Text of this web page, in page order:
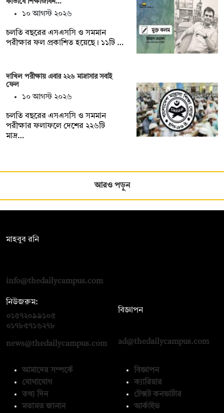
১০ আগস্ট ২০২৬
চলতি বছরের এসএসসি ও সমমান
পরীক্ষার ফল প্রকাশিত হয়েছে। ১১টি …
দাখিল পরীক্ষায় এবার ২২৬ মাদ্রাসার সবাই
ফেল
১০ আগস্ট ২০২৬
চলতি বছরের এসএসসি ও সমমান
পরীক্ষার ফলাফলে দেশের ২২৬টি
মাদ্র…
আরও পড়ুন
মাহবুব রনি
info@thedailycampus.com
নিউজরুম:
০১৫৭২০৯৯১০৫
০১৭৮৫৭১৬২৭৮
news@thedailycampus.com
বিজ্ঞাপন
ad@thedailycampus.com
আমাদের সম্পর্কে
যোগাযোগ
তথ্য দিন
মতামত জানান
বিজ্ঞাপন
ক্যারিয়ার
টেক্সট কনভার্টার
আর্কাইভ